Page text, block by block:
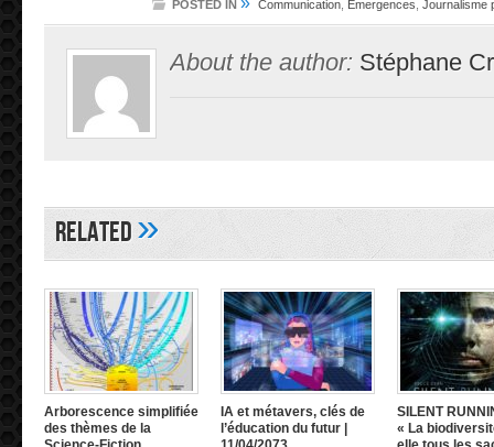
POSTED IN
Communication Emergences Journalisme
About the author: Stéphane
Related»
Arborescence simplifiée
des thèmes de la
IA et métavers, clés de
l’éducation du futur |
SILENT
« La